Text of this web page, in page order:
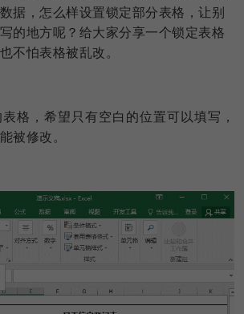
据，怎么样设置锁定部分表格，让别
的地方呢？给大家分享一个锁定表格
不怕表格被乱改。
格，希望 只有空白的位置可以填写，
被修改。